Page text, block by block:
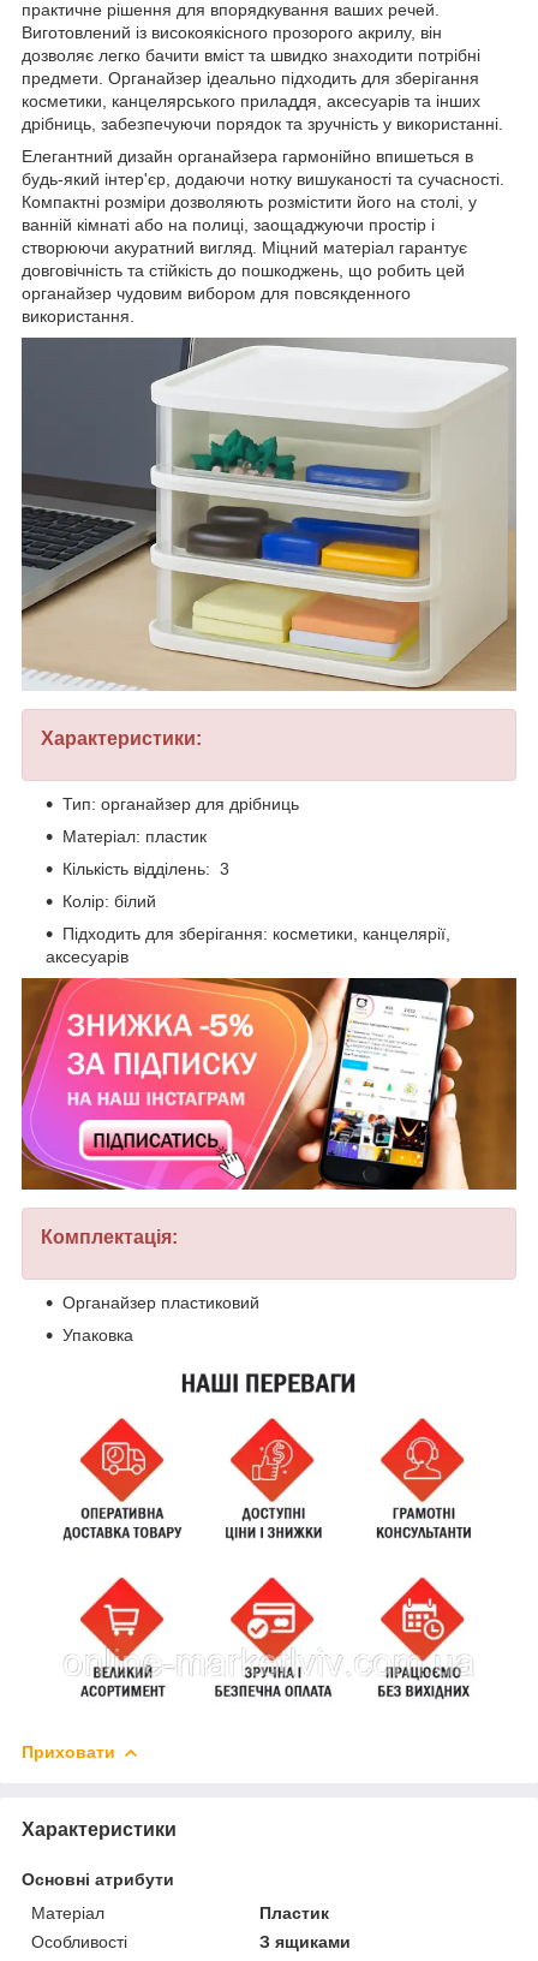
практичне рішення для впорядкування ваших речей.
Виготовлений із високоякісного прозорого акрилу, він
дозволяє легко бачити вміст та швидко знаходити потрібні
предмети. Органайзер ідеально підходить для зберігання
косметики, канцелярського приладдя, аксесуарів та інших
дрібниць, забезпечуючи порядок та зручність у використанні.
Елегантний дизайн органайзера гармонійно впишеться в
будь-який інтер'єр, додаючи нотку вишуканості та сучасності.
Компактні розміри дозволяють розмістити його на столі, у
ванній кімнаті або на полиці, заощаджуючи простір і
створюючи акуратний вигляд. Міцний матеріал гарантує
довговічність та стійкість до пошкоджень, що робить цей
органайзер чудовим вибором для повсякденного
використання.
Характеристики:
Тип: органайзер для дрібниць
Матеріал: пластик
Кількість відділень: 3
Колір: білий
Підходить для зберігання: косметики, канцелярії,
аксесуарів
Комплектація:
Органайзер пластиковий
Упаковка
Приховати
Характеристики
Основні атрибути
Матеріал
Пластик
Особливості
З ящиками